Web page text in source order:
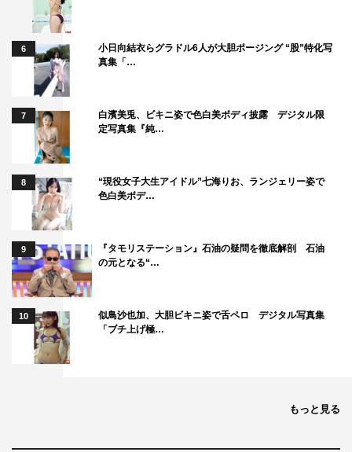
無人島3時間SP
CSテレ朝チャンネル1
3月31日（金）午後7・00～10・00
テレ朝チャンネル1：
SILENT SIREN
6
小日向結衣らグラドル6人が大胆ポージング “股”特化写
真集「…
7
白濱美兎、ビキニ姿で色白美ボディ披露 デジタル限
定写真集『純…
8
“現役女子大生アイドル”七海りお、ランジェリー姿で
色白美ボデ…
9
『タモリステーション』石油の疑問を徹底解剖 石油
の元となる“…
10
似鳥沙也加、大胆ビキニ姿で舌ペロ デジタル写真集
「ブチ上げ極…
もっと見る